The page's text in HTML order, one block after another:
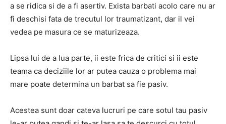
a se ridica si de a fi asertiv. Exista barbati acolo care nu ar
fi deschisi fata de trecutul lor traumatizant, dar il vei
vedea pe masura ce se maturizeaza.
Lipsa lui de a lua parte, ii este frica de critici si ii este
teama ca deciziile lor ar putea cauza o problema mai
mare poate determina un barbat sa fie pasiv.
Acestea sunt doar cateva lucruri pe care sotul tau pasiv